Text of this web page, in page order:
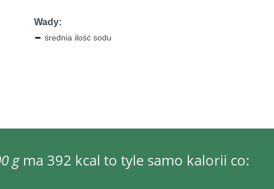
Wady:
średnia ilość sodu
gma 392 kcal to tyle samo kalorii co: